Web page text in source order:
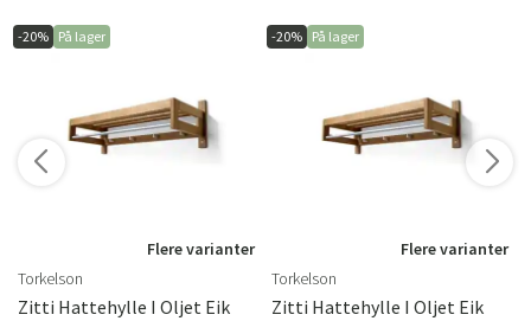
-20% På lager
Flere varianter
Torkelson
Zitti Hattehylle I Oljet Eik
-20% På lager
Flere varianter
Torkelson
Zitti Hattehylle I Oljet Eik